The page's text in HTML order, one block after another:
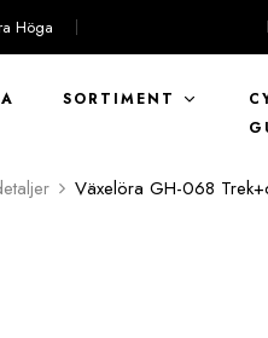
Höga
SORTIMENT
Växelöra GH­-068